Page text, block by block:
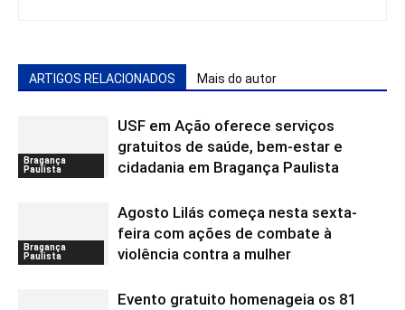
ARTIGOS RELACIONADOS Mais do autor
Bragança
Paulista
USF em Ação oferece serviços
gratuitos de saúde, bem-estar e
cidadania em Bragança Paulista
Bragança
Paulista
Agosto Lilás começa nesta sexta-
feira com ações de combate à
violência contra a mulher
Evento gratuito homenageia os 81